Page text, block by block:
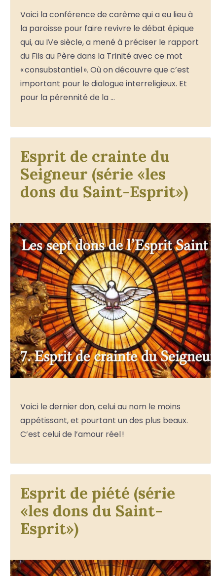
Voici la conférence de carême qui a eu lieu à
la paroisse pour faire revivre le débat épique
qui, au IVe siècle, a mené à préciser le rapport
du Fils au Père dans la Trinité avec ce mot
« consubstantiel ». Où on découvre que c’est
important pour le dialogue interreligieux. Et
pour la pérennité de la …
Esprit de crainte du
Seigneur (série «les
dons du Saint-Esprit»)
Voici le dernier don, celui au nom le moins
appétissant, et pourtant un des plus beaux.
C’est celui de l’amour réel !
Esprit de piété (série
«les dons du Saint-
Esprit»)